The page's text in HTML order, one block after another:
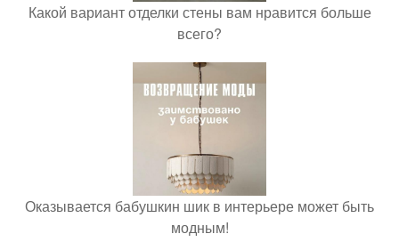
Какой вариант отделки стены вам нравится больше
всего?
Оказывается бабушкин шик в интерьере может быть
модным!